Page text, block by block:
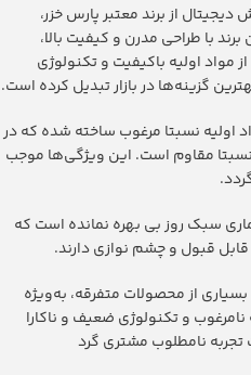
از برند معتبر پارس خزر،
با طراحی مدرن و کیفیت بالا،
مواد اولیه باکیفیت و تکنولوژی
گزینه‌ها در بازار تبدیل کرده است.
اولیه نسبتا مرغوب ساخته شده که در
مقاوم است. این ویژگی‌ها موجب
سبک روز بی بهره نمانده است که
قابل قبول و چشم نوازی دارند.
از محصولات متفرقه، به‌ویژه
نامرغوب و تکنولوژی ضعیف و ناکارا
نامطلوب مشتری گرد